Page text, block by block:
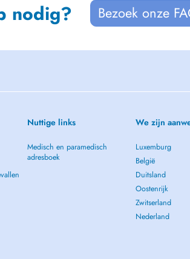
nodig? Bezoek onze
Nuttige links
Medisch en paramedisch
adresboek
We zijn
Luxemburg
België
Duitsland
Oostenrijk
Zwitserland
Nederland